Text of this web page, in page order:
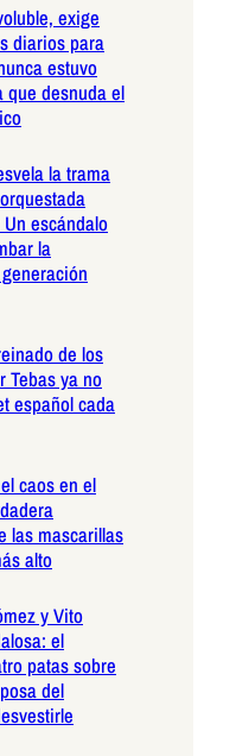
exige
diarios para
estuvo
que desnuda el
la trama
escándalo
la
de los
Tebas ya no
español cada
caos en el
las mascarillas
alto
y Vito
el
patas sobre
del